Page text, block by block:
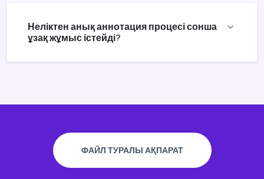
Неліктен анық аннотация процесі сонша
ұзақ жұмыс істейді?
ФАЙЛ ТУРАЛЫ АҚПАРАТ